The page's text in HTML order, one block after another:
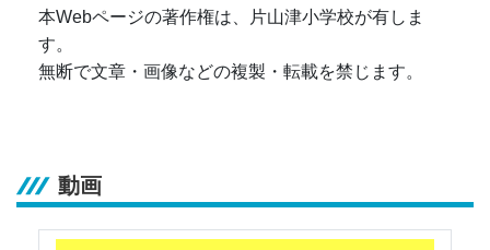
本Webページの著作権は、片山津小学校が有しま
す。
無断で文章・画像などの複製・転載を禁じます。
動画